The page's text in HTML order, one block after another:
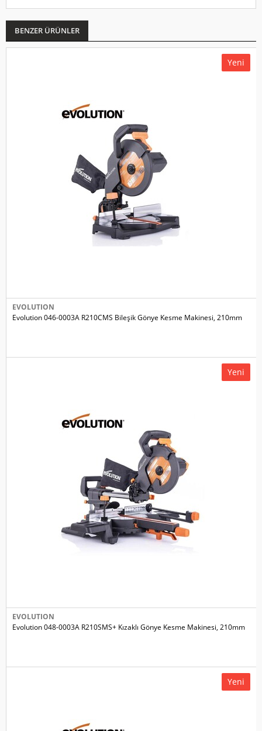
BENZER ÜRÜNLER
Yeni
EVOLUTION
Evolution 046-0003A R210CMS Bileşik Gönye Kesme Makinesi, 210mm
Yeni
EVOLUTION
Evolution 048-0003A R210SMS+ Kızaklı Gönye Kesme Makinesi, 210mm
Yeni